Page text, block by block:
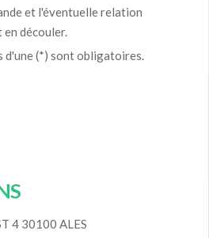
et l'éventuelle relation
découler.
d'une (*) sont obligatoires.
4 30100 ALES